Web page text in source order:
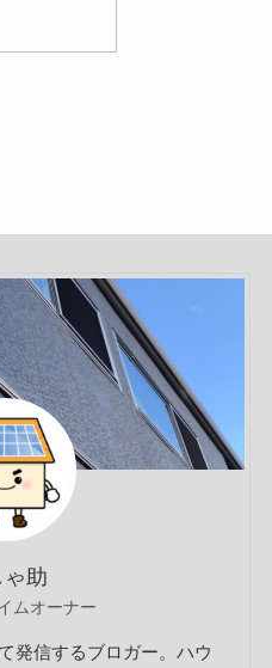
ゃ助
ムオーナー
発信するブロガー。ハウ